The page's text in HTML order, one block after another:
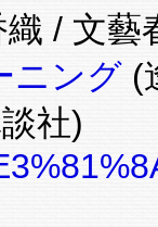
/ 文藝
ニング(
社)